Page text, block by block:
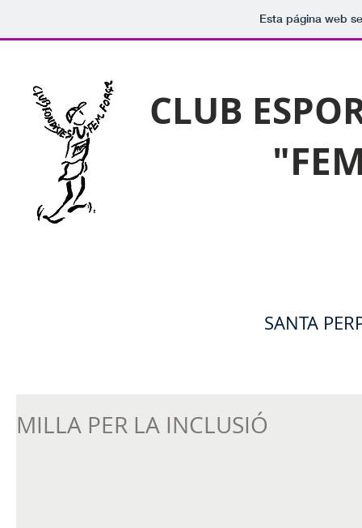
Esta página web
CLUB
SANTA
MILLA PER LA INCLUSIÓ